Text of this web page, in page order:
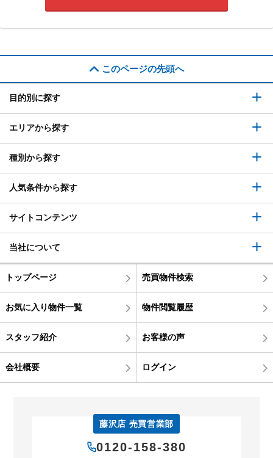
このページの先頭へ
目的別に探す
エリアから探す
種別から探す
人気条件から探す
サイトコンテンツ
当社について
トップページ 売買物件検索
お気に入り物件一覧 物件閲覧履歴
スタッフ紹介 お客様の声
会社概要 ログイン
藤沢店 売買営業部
0120-158-380